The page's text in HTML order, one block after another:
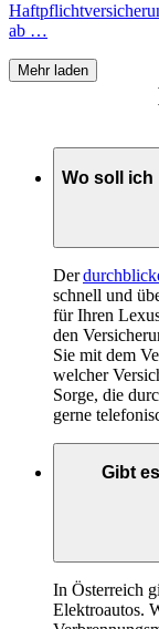
ab …
Mehr laden
Wo soll ich
Der
schnell und
für Ihren
den
Sie mit dem
welcher
Sorge, die
gerne
Gibt
In Österreich
Elektroautos.